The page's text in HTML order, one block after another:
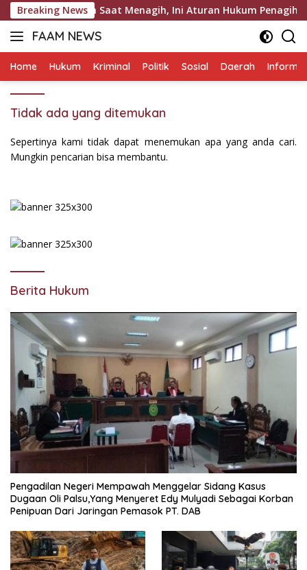
Langsung
ke
konten
Breaking News
Lidah Saat Menagih, Ini Aturan Hukum Penagihan
FAAM NEWS
Mengungkap
Mengawal
Home Hukum Kriminal Politik Sosial Daerah
Tidak ada yang ditemukan
Sepertinya kami tidak dapat menemukan apa yang anda cari.
Mungkin pencarian bisa membantu.
Berita Hukum
Pengadilan Negeri Mempawah Menggelar Sidang Kasus
Dugaan Oli Palsu,Yang Menyeret Edy Mulyadi Sebagai Korban
Penipuan Dari Jaringan Pemasok PT. DAB